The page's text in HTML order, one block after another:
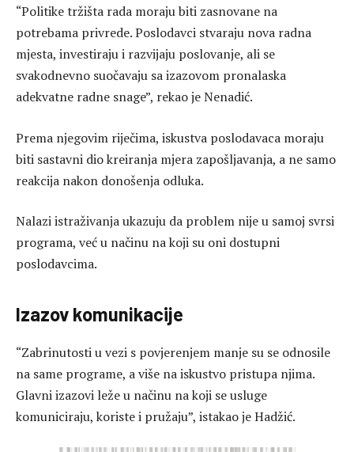
“Politike tržišta rada moraju biti zasnovane na
potrebama privrede. Poslodavci stvaraju nova radna
mjesta, investiraju i razvijaju poslovanje, ali se
svakodnevno suočavaju sa izazovom pronalaska
adekvatne radne snage”, rekao je Nenadić.
Prema njegovim riječima, iskustva poslodavaca moraju
biti sastavni dio kreiranja mjera zapošljavanja, a ne samo
reakcija nakon donošenja odluka.
Nalazi istraživanja ukazuju da problem nije u samoj svrsi
programa, već u načinu na koji su oni dostupni
poslodavcima.
Izazov komunikacije
“Zabrinutosti u vezi s povjerenjem manje su se odnosile
na same programe, a više na iskustvo pristupa njima.
Glavni izazovi leže u načinu na koji se usluge
komuniciraju, koriste i pružaju”, istakao je Hadžić.